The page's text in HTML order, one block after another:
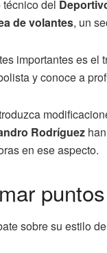
del
de volantes, un
importantes es
y conoce a
Rodríguez
en ese aspecto.
sobre su estilo